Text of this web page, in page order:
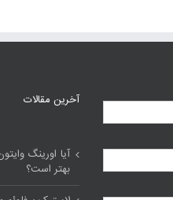
آخرین مقالات
بهتر است؟